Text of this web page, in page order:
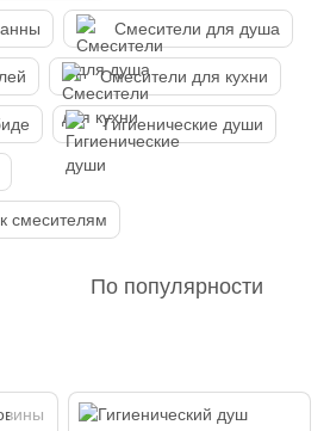
Смесители для душа
Смесители для кухни
Гигиенические души
смесителям
По популярности